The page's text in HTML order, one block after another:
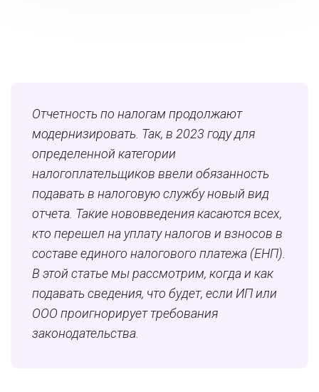
Отчетность по налогам продолжают
модернизировать. Так, в 2023 году для
определенной категории
налогоплательщиков ввели обязанность
подавать в налоговую службу новый вид
отчета. Такие нововведения касаются всех,
кто перешел на уплату налогов и взносов в
составе единого налогового платежа (ЕНП).
В этой статье мы рассмотрим, когда и как
подавать сведения, что будет, если ИП или
ООО проигнорирует требования
законодательства.